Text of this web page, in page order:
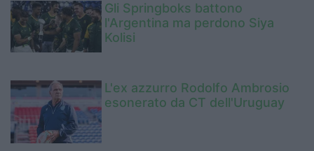
Gli Springboks battono
l'Argentina ma perdono Siya
Kolisi
L'ex azzurro Rodolfo Ambrosio
esonerato da CT dell'Uruguay